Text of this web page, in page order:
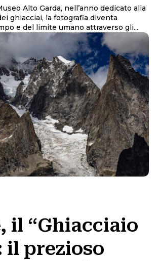
Alto Garda, nell’anno dedicato alla
ghiacciai, la fotografia diventa
e del limite umano attraverso gli...
il “Ghiacciaio
il prezioso